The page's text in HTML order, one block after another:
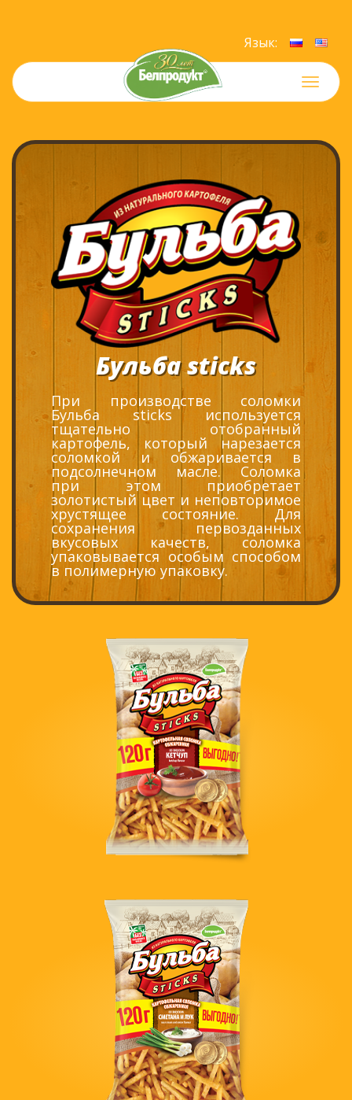
Язык:
Меню
Бульба sticks
При производстве соломки
Бульба sticks используется
тщательно отобранный
картофель, который нарезается
соломкой и обжаривается в
подсолнечном масле. Соломка
при этом приобретает
золотистый цвет и неповторимое
хрустящее состояние. Для
сохранения первозданных
вкусовых качеств, соломка
упаковывается особым способом
в полимерную упаковку.